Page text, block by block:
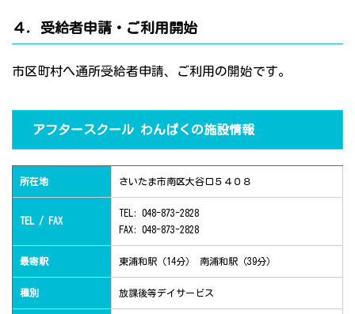
４．受給者申請・ご利用開始
市区町村へ通所受給者申請、ご利用の開始です。
アフタースクール わんぱくの施設情報
所在地 さいたま市南区大谷口５４０８
TEL / FAX
TEL: 048-873-2828
FAX: 048-873-2828
最寄駅 東浦和駅（14分） 南浦和駅（39分）
種別 放課後等デイサービス